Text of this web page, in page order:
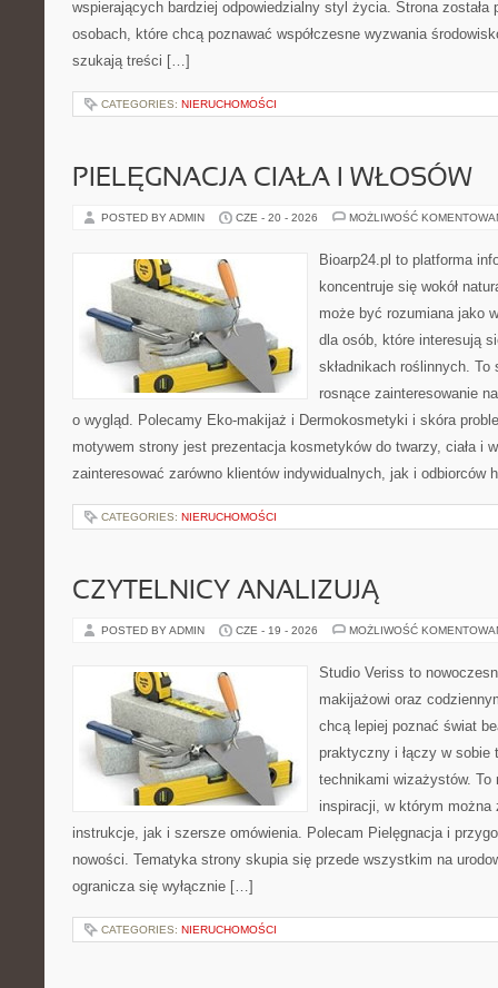
wspierających bardziej odpowiedzialny styl życia. Strona została
osobach, które chcą poznawać współczesne wyzwania
szukają treści […]
CATEGORIES: NIERUCHOMOŚCI
PIELĘGNACJA CIAŁA I WŁOSÓW
POSTED BY ADMIN CZE - 20 - 2026 MOŻLIWOŚĆ
Bioarp24.pl to platforma
koncentruje się wokół
może być rozumiana jako
dla osób, które interesują
składnikach roślinnych.
rosnące zainteresowanie
o wygląd. Polecamy Eko-makijaż i Dermokosmetyki i skóra
motywem strony jest prezentacja kosmetyków do twarzy, ciała i
zainteresować zarówno klientów indywidualnych, jak i
CATEGORIES: NIERUCHOMOŚCI
CZYTELNICY ANALIZUJĄ
POSTED BY ADMIN CZE - 19 - 2026 MOŻLIWOŚĆ
Studio Veriss to
makijażowi oraz
chcą lepiej poznać świat
praktyczny i łączy w sobie
technikami wizażystów. To
inspiracji, w którym można
instrukcje, jak i szersze omówienia. Polecam Pielęgnacja i
nowości. Tematyka strony skupia się przede wszystkim na
ogranicza się wyłącznie […]
CATEGORIES: NIERUCHOMOŚCI